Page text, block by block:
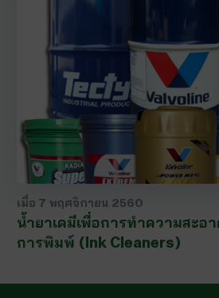
เมื่อ 7 พฤศจิกายน 2560
น้ำยาเคมีเพื่อการทำความสะอ
การพิมพ์ (Ink Cleaners)